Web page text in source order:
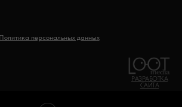
РАЗРАБОТКА
САЙТА
Политика персональных данных